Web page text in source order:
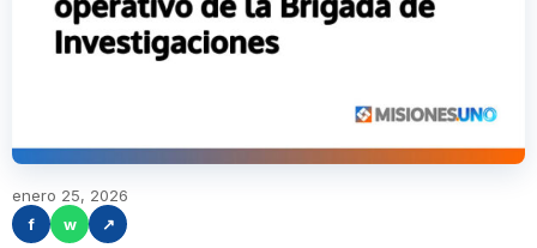
enero 25, 2026
f
w ↗